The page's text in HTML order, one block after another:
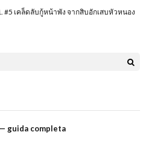
#5 เคล็ดลับกู้หน้าพัง จากสิบอักเสบหัวหนอง
guida completa